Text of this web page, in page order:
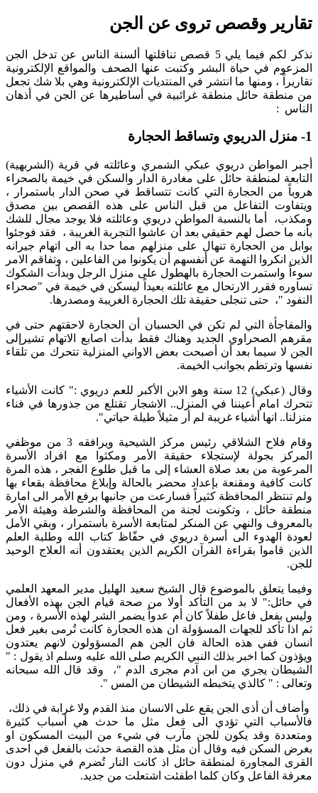
تقارير وقصص تروى عن الجن
نذكر لكم فيما يلي 5 قصص تناقلتها ألسنة الناس عن تدخل الجن
المزعوم في حياة البشر وكتبت عنها الصحف والمواقع الإلكترونية
تقاريراً ، ومنها ما انتشر في المنتديات الإلكترونية وهي بلا شك تجعل
من منطقة حائل منطقة غرائبية في أساطيرها عن الجن في أذهان
الناس :
1- منزل الدريوي وتساقط الحجارة
أجبر المواطن دريوي عبكي الشمري وعائلته في قرية (الشربهية)
التابعة لمنطقة حائل على مغادرة الدار والسكن في خيمة بالصحراء
هروباً من الحجارة التي كانت تتساقط في صحن الدار باستمرار ،
ويتفاوت التفاعل من قبل الناس على هذه القصص بين مصدق
ومكذب، أما بالنسبة المواطن دريوي وعائلته فلا يوجد مجال للشك
بأنه ما حصل لهم حقيقي بعد أن عاشوا التجربة الغريبة ، فقد فوجئوا
بوابل من الحجارة تنهال على منزلهم مما حدا به الى اتهام جيرانه
الذين انكروا التهمة عن أنفسهم أن يكونوا من الفاعلين ، وتفاقم الامر
سوءاً واستمرت الحجارة بالهطول على منزل الرجل وبدأت الشكوك
تساوره فقرر الارتحال مع عائلته بعيداً ليسكن في خيمة في "صحراء
النفود "، حتى تنجلى حقيقة تلك الحجارة الغريبة ومصدرها.
والمفاجأة التي لم تكن في الحسبان أن الحجارة لاحقتهم حتى في
مقرهم الصحراوي الجديد وهناك فقط بدأت اصابع الاتهام تشيرإلى
الجن لا سيما بعد أن أصبحت بعض الاواني المنزلية تتحرك من تلقاء
نفسها وترتطم بجوانب الخيمة.
وقال (عبكي) 12 سنة وهو الابن الأكبر للعم دريوي :" كانت الأشياء
تتحرك امام أعيننا في المنزل.. الاشجار تقتلع من جذورها في فناء
منزلنا.. انها أشياء غريبة لم أر مثيلاً طيلة حياتي".
وقام فلاح الشلاقي رئيس مركز الشيحية ويرافقه 3 من موظفي
المركز بجولة لإستجلاء حقيقة الأمر ومكثوا مع افراد الأسرة
المرعوبة من بعد صلاة العشاء إلى ما قبل طلوع الفجر ، هذه المرة
كانت كافية ومقنعة بإعداد محضر بالحالة وإبلاغ محافظة بقعاء بها
ولم تنتظر المحافظة كثيراً فسارعت من جانبها برفع الأمر الى امارة
منطقة حائل ، وتكونت لجنة من المحافظة والشرطة وهيئة الأمر
بالمعروف والنهي عن المنكر لمتابعة الأسرة باستمرار ، وبقي الأمل
لعودة الهدوء الى أسرة دريوي في حفّاظ كتاب الله وطلبة العلم
الذين قاموا بقراءة القرآن الكريم الذين يعتقدون أنه العلاج الوحيد
للجن.
وفيما يتعلق بالموضوع قال الشيخ سعيد الهليل مدير المعهد العلمي
في حائل:" لا بد من التأكد أولا من صحة قيام الجن بهذه الأفعال
وليس بفعل فاعل طفلاً كان أم عدواً يضمر الشر لهذه الأسرة ، ومن
ثم اذا تأكد للجهات المسؤولة ان هذه الحجارة كانت تُرمى بغير فعل
انسان ففي هذه الحالة فان الجن هم المسؤولون لانهم يعتدون
ويؤذون كما اخبر بذلك النبي الكريم صلى الله عليه وسلم اذ يقول : "
الشيطان يجري من ابن آدم مجرى الدم "، وقد قال الله سبحانه
وتعالى : " كالذي يتخبطه الشيطان من المس ".
وأضاف أن أذى الجن يقع على الانسان منذ القدم ولا غرابة في ذلك،
فالأسباب التي تؤدي الى فعل مثل ما حدث هي أسباب كثيرة
ومتعددة وقد يكون للجن مآرب في شيء من البيت المسكون او
بغرض السكن فيه وقال أن مثل هذه القصة حدثت بالفعل في احدى
القرى المجاورة لمنطقة حائل اذ كانت النار تُضرم في منزل دون
معرفة الفاعل وكان كلما اطفئت اشتعلت من جديد.